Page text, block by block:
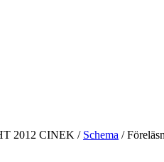
2012 CINEK / Schema /